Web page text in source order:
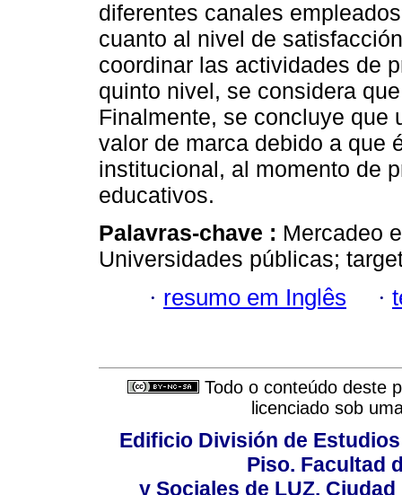
diferentes canales
cuanto al nivel de
coordinar las actividades de
quinto nivel, se considera
Finalmente, se concluye que
valor de marca debido a que
institucional, al momento de
educativos.
Palavras-chave : Mercadeo
Universidades públicas;
· resumo em Inglês ·
Todo o conteúdo deste
licenciado sob
Edificio División de
Piso. Facultad
y Sociales de LUZ.